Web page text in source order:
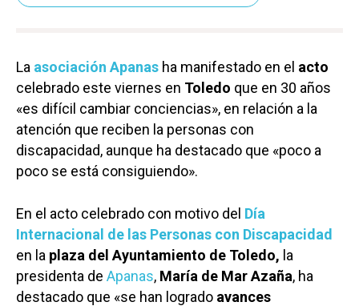
La asociación Apanas ha manifestado en el acto
celebrado este viernes en Toledo que en 30 años
«es difícil cambiar conciencias», en relación a la
atención que reciben la personas con
discapacidad, aunque ha destacado que «poco a
poco se está consiguiendo».
En el acto celebrado con motivo del Día
Internacional de las Personas con Discapacidad
en la plaza del Ayuntamiento de Toledo, la
presidenta de Apanas, María de Mar Azaña, ha
destacado que «se han logrado avances